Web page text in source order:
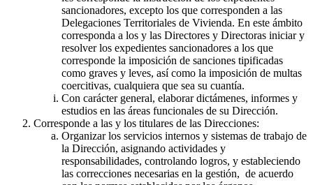
sancionadores, excepto los que corresponden a las
Delegaciones Territoriales de Vivienda. En este ámbito
corresponda a los y las Directores y Directoras iniciar y
resolver los expedientes sancionadores a los que
corresponde la imposición de sanciones tipificadas
como graves y leves, así como la imposición de multas
coercitivas, cualquiera que sea su cuantía.
Con carácter general, elaborar dictámenes, informes y
estudios en las áreas funcionales de su Dirección.
Corresponde a las y los titulares de las Direcciones:
Organizar los servicios internos y sistemas de trabajo de
la Dirección, asignando actividades y
responsabilidades, controlando logros, y estableciendo
las correcciones necesarias en la gestión, de acuerdo